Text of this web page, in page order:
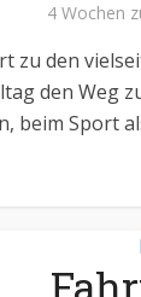
4 Wochen
zu den
den Weg
beim Sport